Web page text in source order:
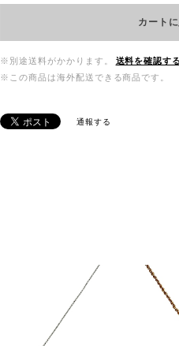
カート
※別途送料がかかります。
送料を確認する
※この商品は海外配送できる商品です。
通報する